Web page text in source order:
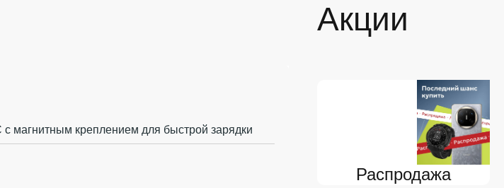
Акции
Распродажа
с магнитным креплением для быстрой зарядки